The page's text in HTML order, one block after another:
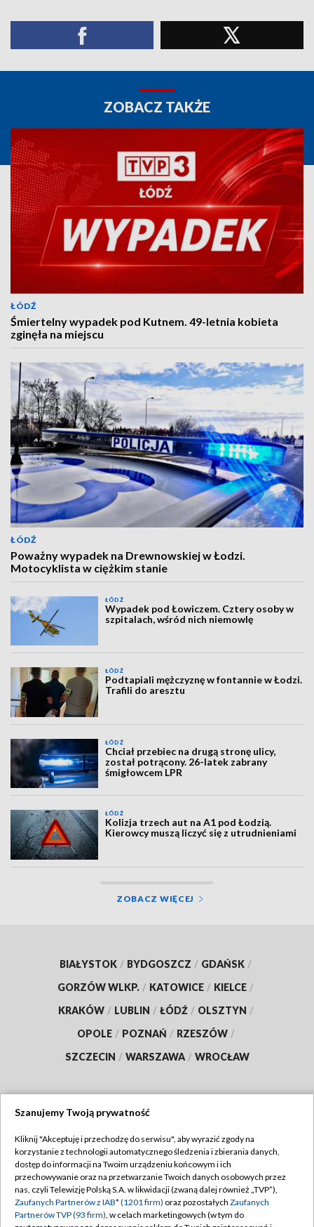
ZOBACZ TAKŻE
ŁÓDŹ
Śmiertelny wypadek pod Kutnem. 49-letnia kobieta
zginęła na miejscu
ŁÓDŹ
Poważny wypadek na Drewnowskiej w Łodzi.
Motocyklista w ciężkim stanie
ŁÓDŹ
Wypadek pod Łowiczem. Cztery osoby w
szpitalach, wśród nich niemowlę
ŁÓDŹ
Podtapiali mężczyznę w fontannie w Łodzi.
Trafili do aresztu
ŁÓDŹ
Chciał przebiec na drugą stronę ulicy,
został potrącony. 26-latek zabrany
śmigłowcem LPR
ŁÓDŹ
Kolizja trzech aut na A1 pod Łodzią.
Kierowcy muszą liczyć się z utrudnieniami
ZOBACZ WIĘCEJ
BIAŁYSTOK / BYDGOSZCZ / GDAŃSK /
GORZÓW WLKP. / KATOWICE / KIELCE /
KRAKÓW / LUBLIN / ŁÓDŹ / OLSZTYN /
OPOLE / POZNAŃ / RZESZÓW /
SZCZECIN / WARSZAWA / WROCŁAW
TVP
Abonament TVP
Emisja w TVP
Centrum informacji TVP
Regulamin TVP
Polityka prywatności
Szanujemy Twoją prywatność
Kliknij "Akceptuję i przechodzę do serwisu", aby wyrazić zgody na
korzystanie z technologii automatycznego śledzenia i zbierania danych,
dostęp do informacji na Twoim urządzeniu końcowym i ich
przechowywanie oraz na przetwarzanie Twoich danych osobowych przez
nas, czyli Telewizję Polską S.A. w likwidacji (zwaną dalej również „TVP”),
Zaufanych Partnerów z IAB* (1201 firm) oraz pozostałych Zaufanych
Partnerów TVP (93 firm), w celach marketingowych (w tym do